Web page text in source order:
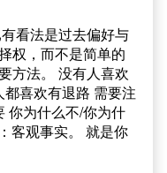
看法是过去偏好与
权，而不是简单的
方法。 没有人喜欢
喜欢有退路 需要注
你为什么不/你为什
客观事实。 就是你